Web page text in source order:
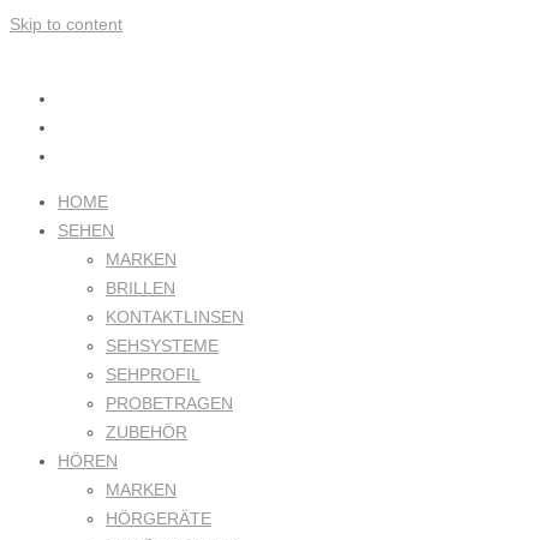
Skip to content
HOME
SEHEN
MARKEN
BRILLEN
KONTAKTLINSEN
SEHSYSTEME
SEHPROFIL
PROBETRAGEN
ZUBEHÖR
HÖREN
MARKEN
HÖRGERÄTE